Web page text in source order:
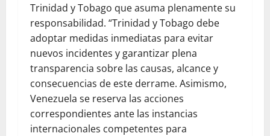
Trinidad y Tobago que asuma plenamente su
responsabilidad. “Trinidad y Tobago debe
adoptar medidas inmediatas para evitar
nuevos incidentes y garantizar plena
transparencia sobre las causas, alcance y
consecuencias de este derrame. Asimismo,
Venezuela se reserva las acciones
correspondientes ante las instancias
internacionales competentes para